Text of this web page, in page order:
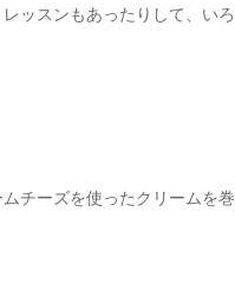
ッスンもあったりして、いろ
チーズを使ったクリームを巻